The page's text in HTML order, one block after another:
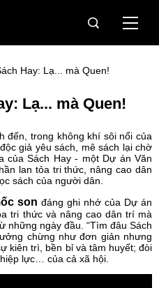
vùng khó
Hay: Lạ... mà Quen!
Lạ... mà Quen!
đến, trong không khí sôi nổi của
giả yêu sách, mê sách lại chờ
của Sách Hay - một Dự án Văn
lan tỏa tri thức, nâng cao dân
sách của người dân.
son đáng ghi nhớ của Dự án
tri thức và nâng cao dân trí mà
những ngày đầu. “Tìm đâu Sách
chừng như đơn giản nhưng
kiên trì, bền bỉ và tâm huyết; đòi
lực… của cả xã hội.